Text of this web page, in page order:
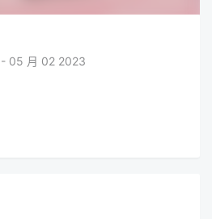
05 月 02 2023